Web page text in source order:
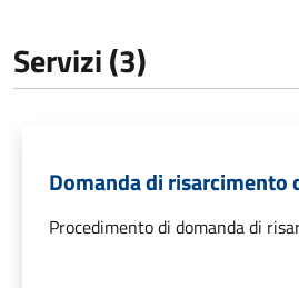
Servizi (3)
Domanda di risarcimento
Procedimento di domanda di